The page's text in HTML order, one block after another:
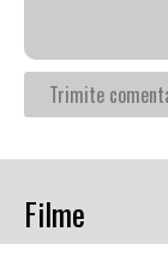
Filme